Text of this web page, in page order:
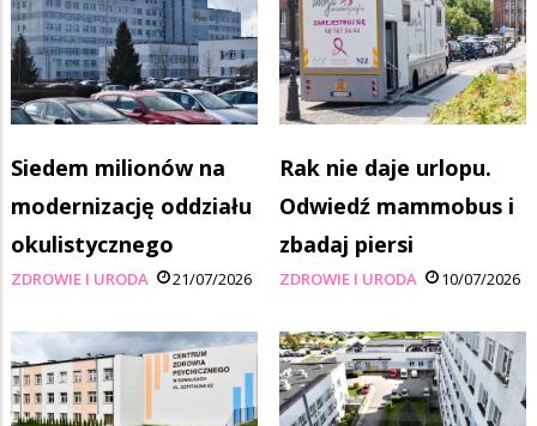
Siedem milionów na
modernizację oddziału
okulistycznego
ZDROWIE I URODA 21/07/2026
Rak nie daje urlopu.
Odwiedź mammobus i
zbadaj piersi
ZDROWIE I URODA 10/07/2026